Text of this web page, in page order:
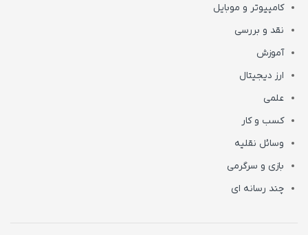
کامپیوتر و موبایل
نقد و بررسی
آموزش
ارز دیجیتال
علمی
کسب و کار
وسائل نقلیه
بازی و سرگرمی
چند رسانه ای